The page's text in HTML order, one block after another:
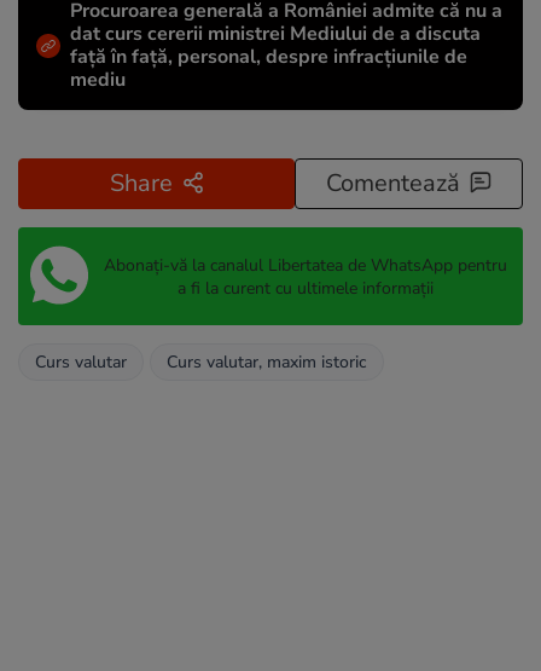
Procuroarea generală a României admite că nu a
dat curs cererii ministrei Mediului de a discuta
față în față, personal, despre infracțiunile de
mediu
Share Comentează
Abonați-vă la canalul Libertatea de WhatsApp pentru
a fi la curent cu ultimele informații
Curs valutar Curs valutar, maxim istoric